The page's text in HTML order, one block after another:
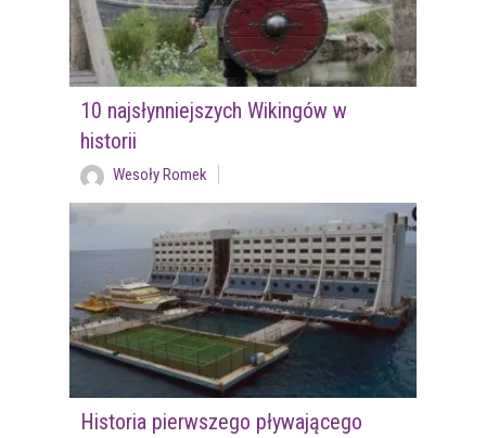
10 najsłynniejszych Wikingów w
historii
Wesoły Romek
Historia pierwszego pływającego